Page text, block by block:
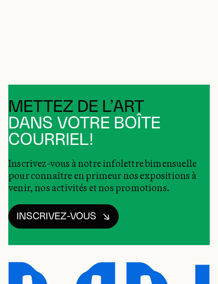
METTEZ DE L’ART
DANS VOTRE BOÎTE
COURRIEL!
Inscrivez-vous à notre infolettre bimensuelle
pour connaître en primeur nos expositions à
venir, nos activités et nos promotions.
INSCRIVEZ-VOUS